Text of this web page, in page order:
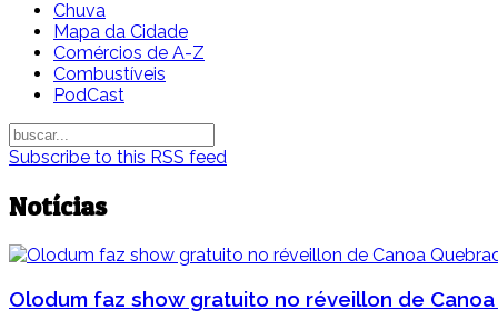
Chuva
Mapa da Cidade
Comércios de A-Z
Combustíveis
PodCast
Subscribe to this RSS feed
Notícias
Olodum faz show gratuito no réveillon de